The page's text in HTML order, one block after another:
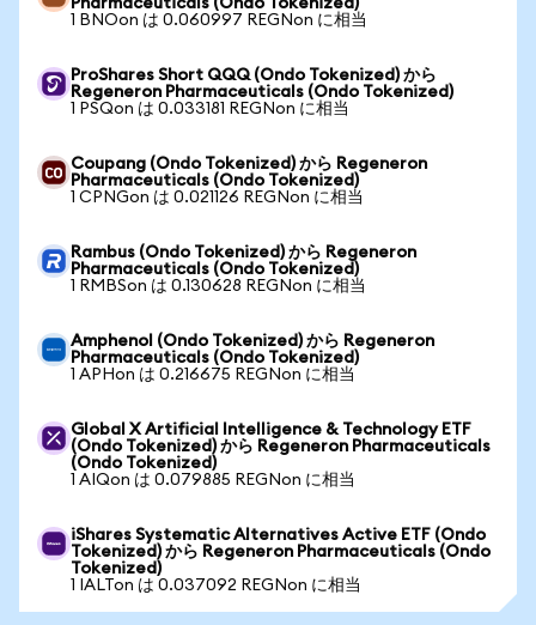
Pharmaceuticals (Ondo Tokenized)
1 BNOon は 0.060997 REGNon に相当
ProShares Short QQQ (Ondo Tokenized) から
Regeneron Pharmaceuticals (Ondo Tokenized)
1 PSQon は 0.033181 REGNon に相当
Coupang (Ondo Tokenized) から Regeneron
Pharmaceuticals (Ondo Tokenized)
1 CPNGon は 0.021126 REGNon に相当
Rambus (Ondo Tokenized) から Regeneron
Pharmaceuticals (Ondo Tokenized)
1 RMBSon は 0.130628 REGNon に相当
Amphenol (Ondo Tokenized) から Regeneron
Pharmaceuticals (Ondo Tokenized)
1 APHon は 0.216675 REGNon に相当
Global X Artificial Intelligence & Technology ETF
(Ondo Tokenized) から Regeneron Pharmaceuticals
(Ondo Tokenized)
1 AIQon は 0.079885 REGNon に相当
iShares Systematic Alternatives Active ETF (Ondo
Tokenized) から Regeneron Pharmaceuticals (Ondo
Tokenized)
1 IALTon は 0.037092 REGNon に相当